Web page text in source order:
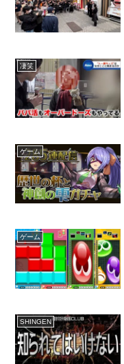
凄笑
ゲーム
ゲーム
SHINGEN